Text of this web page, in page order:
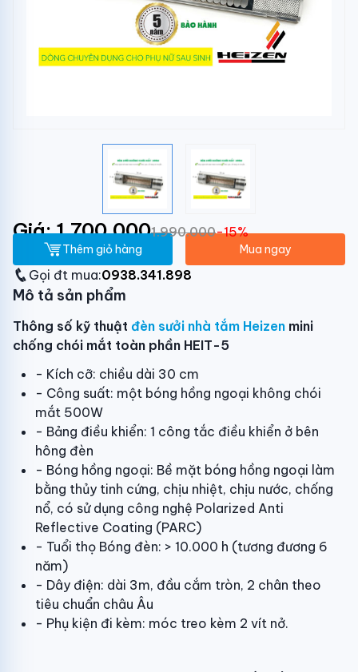
Giá: 1.700.0001.990.000-15%
Thêm giỏ hàng Mua ngay
Gọi đt mua:0938.341.898
Mô tả sản phẩm
Thông số kỹ thuật đèn sưởi nhà tắm Heizen mini
chống chói mắt toàn phần HEIT-5
- Kích cỡ: chiều dài 30 cm
- Công suất: một bóng hồng ngoại không chói
mắt 500W
- Bảng điều khiển: 1 công tắc điều khiển ở bên
hông đèn
- Bóng hồng ngoại: Bề mặt bóng hồng ngoại làm
bằng thủy tinh cứng, chịu nhiệt, chịu nước, chống
nổ, có sử dụng công nghệ Polarized Anti
Reflective Coating (PARC)
- Tuổi thọ Bóng đèn: > 10.000 h (tương đương 6
năm)
- Dây điện: dài 3m, đầu cắm tròn, 2 chân theo
tiêu chuẩn châu Âu
- Phụ kiện đi kèm: móc treo kèm 2 vít nở.